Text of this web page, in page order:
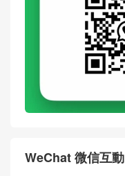
WeChat 微信互動